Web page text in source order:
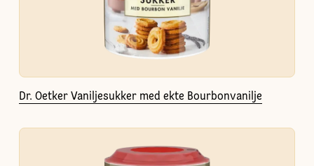
Dr. Oetker Vaniljesukker med ekte Bourbonvanilje